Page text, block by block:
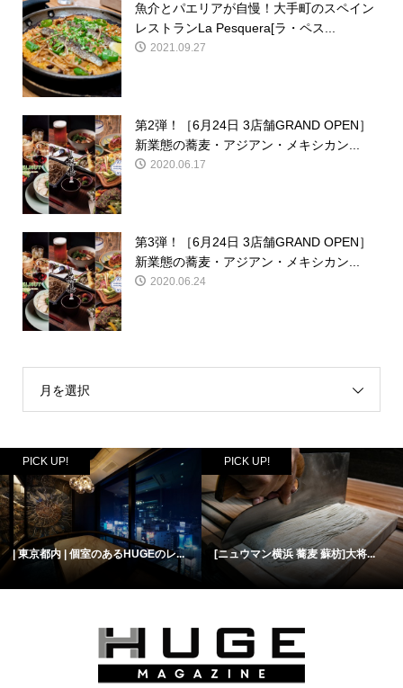
魚介とパエリアが自慢！大手町のスペイン
レストランLa Pesquera[ラ・ペス...
2021.09.27
第2弾！［6月24日 3店舗GRAND OPEN］
新業態の蕎麦・アジアン・メキシカン...
2020.06.17
第3弾！［6月24日 3店舗GRAND OPEN］
新業態の蕎麦・アジアン・メキシカン...
2020.06.24
月を選択
PICK UP!
| 東京都内 | 個室のあるHUGEのレ...
PICK UP!
[ニュウマン横浜 蕎麦 蘇枋]大将...